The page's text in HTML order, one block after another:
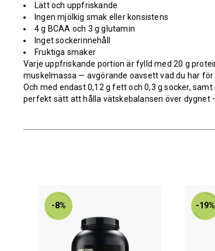
Lätt och uppfriskande
Ingen mjölkig smak eller konsistens
4 g BCAA och 3 g glutamin
Inget sockerinnehåll
Fruktiga smaker
Varje uppfriskande portion är fylld med 20 g
muskelmassa — avgörande oavsett vad du har
Och med endast 0,12 g fett och 0,3 g socker,
perfekt sätt att hålla vätskebalansen över dygnet
-8% -19%